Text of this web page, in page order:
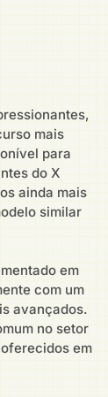
mais
para
do X
ainda mais
similar
em
com um
avançados.
no setor
em